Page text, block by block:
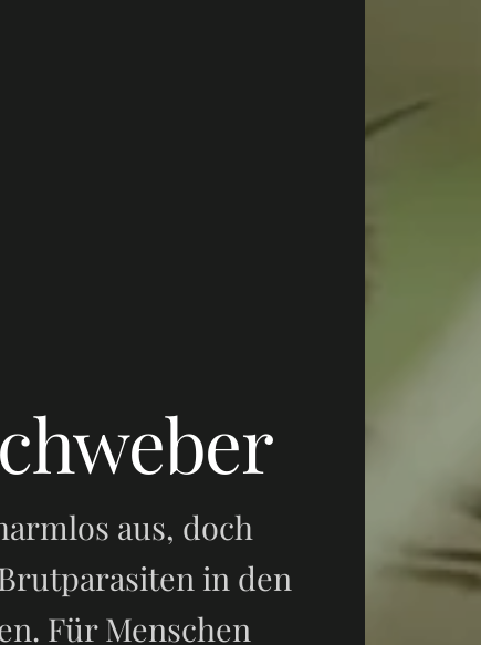
aus, doch
in den
Für Menschen